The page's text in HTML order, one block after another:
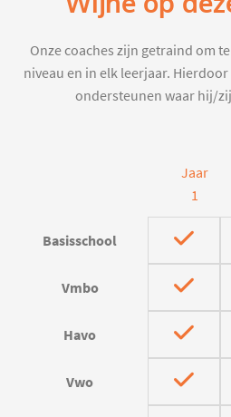
Onze coaches zijn getraind om
niveau en in elk leerjaar.
ondersteunen waar hij/
Jaar
1
Basisschool
Vmbo
Havo
Vwo